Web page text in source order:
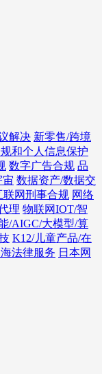
解决 新零售/跨境
和个人信息保护
数字广告合规 品
宙 数据资产/数据交
联网刑事合规 网络
理 物联网IOT/智
/AIGC/大模型/算
K12/儿童产品/在
法律服务 日本网